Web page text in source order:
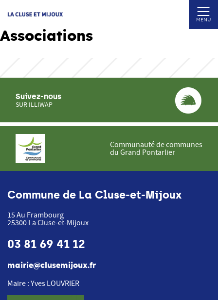
MENU
Associations
Suivez-nous
SUR ILLIWAP
Communauté de communes
du Grand Pontarlier
Commune de La Cluse-et-Mijoux
15 Au Frambourg
25300 La Cluse-et-Mijoux
03 81 69 41 12
mairie@clusemijoux.fr
Maire : Yves LOUVRIER